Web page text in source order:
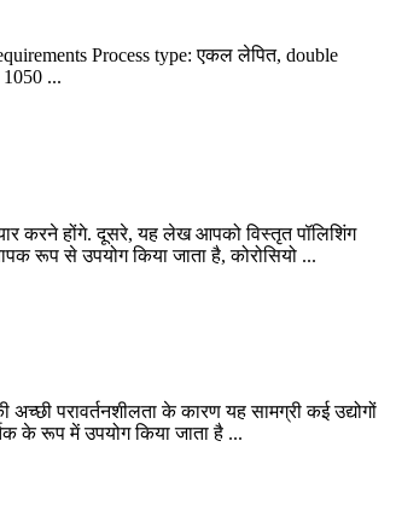
Process type: एकल लेपित, double
1050 ...
करने होंगे. दूसरे, यह लेख आपको विस्तृत पॉलिशिंग
रूप से उपयोग किया जाता है, कोरोसियो ...
अच्छी परावर्तनशीलता के कारण यह सामग्री कई उद्योगों
के रूप में उपयोग किया जाता है ...